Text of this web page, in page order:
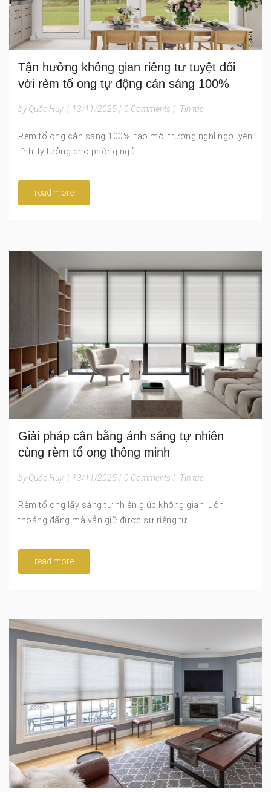
Tận hưởng không gian riêng tư tuyệt đối
với rèm tổ ong tự động cản sáng 100%
by Quốc Huy | 13/11/2025 | 0 Comments | Tin tức
Rèm tổ ong cản sáng 100%, tạo môi trường nghỉ ngơi yên
tĩnh, lý tưởng cho phòng ngủ.
read more
Giải pháp cân bằng ánh sáng tự nhiên
cùng rèm tổ ong thông minh
by Quốc Huy | 13/11/2025 | 0 Comments | Tin tức
Rèm tổ ong lấy sáng tự nhiên giúp không gian luôn
thoáng đãng mà vẫn giữ được sự riêng tư.
read more